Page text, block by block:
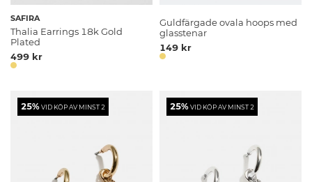
SAFIRA
Thalia Earrings 18k Gold
Plated
499 kr
Guldfärgade ovala hoops med
glasstenar
149 kr
25%VID KÖP AV MINST 2 25%VID KÖP AV MINST 2